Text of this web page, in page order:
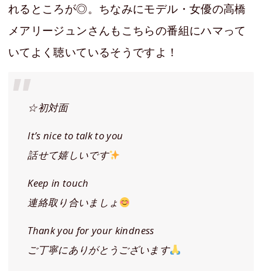
れるところが◎。ちなみにモデル・女優の高橋
メアリージュンさんもこちらの番組にハマって
いてよく聴いているそうですよ！
☆初対面
It’s nice to talk to you
話せて嬉しいです
Keep in touch
連絡取り合いましょ
Thank you for your kindness
ご丁寧にありがとうございます